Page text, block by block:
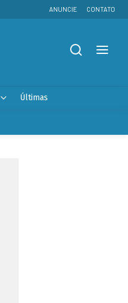
ANUNCIE CONTATO
Últimas